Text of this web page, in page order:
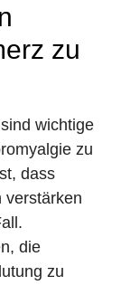
zu
wichtige
zu
dass
verstärken
die
zu